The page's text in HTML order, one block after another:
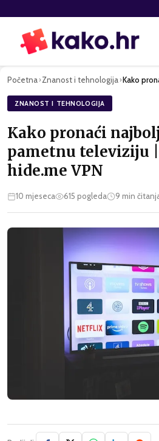
Početna›Znanost i tehnologija›
ZNANOST I TEHNOLOGIJA
Kako pronaći
pametnu televiziju
hide.me VPN
10 mjeseca 615 pogleda 9 min